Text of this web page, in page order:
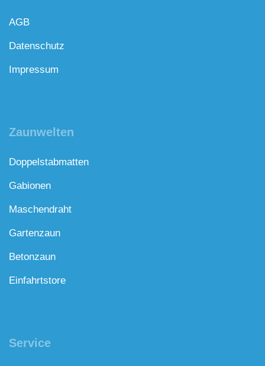
AGB
Datenschutz
Impressum
Zaunwelten
Doppelstabmatten
Gabionen
Maschendraht
Gartenzaun
Betonzaun
Einfahrtstore
Service